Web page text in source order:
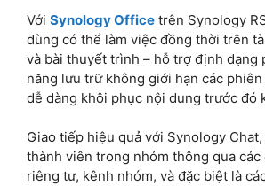
Với Synology Office trên Synology
dùng có thể làm việc đồng thời trên
và bài thuyết trình – hỗ trợ định dạng
năng lưu trữ không giới hạn các
dễ dàng khôi phục nội dung trước đó
Giao tiếp hiệu quả với Synology
thành viên trong nhóm thông qua
riêng tư, kênh nhóm, và đặc biệt là